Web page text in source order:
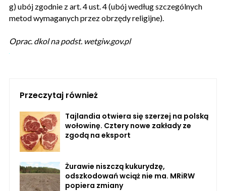
g) ubój zgodnie z art. 4 ust. 4 (ubój według szczególnych
metod wymaganych przez obrzędy religijne).
Oprac. dkol na podst. wetgiw.gov.pl
Przeczytaj również
Tajlandia otwiera się szerzej na polską
wołowinę. Cztery nowe zakłady ze
zgodą na eksport
Żurawie niszczą kukurydzę,
odszkodowań wciąż nie ma. MRiRW
popiera zmiany